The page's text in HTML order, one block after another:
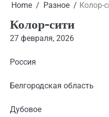
Home Разное Колор-
Колор-сити
27 февраля, 2026
Россия
Белгородская область
Дубовое